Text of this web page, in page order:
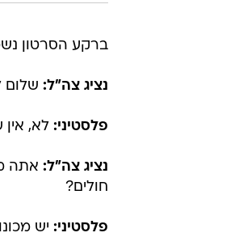
ברקע הסרטון
נציג צה"ל: שלום
פלסטיני: לא,
נציג צה"ל: אתה
חולים?
פלסטיני: יש